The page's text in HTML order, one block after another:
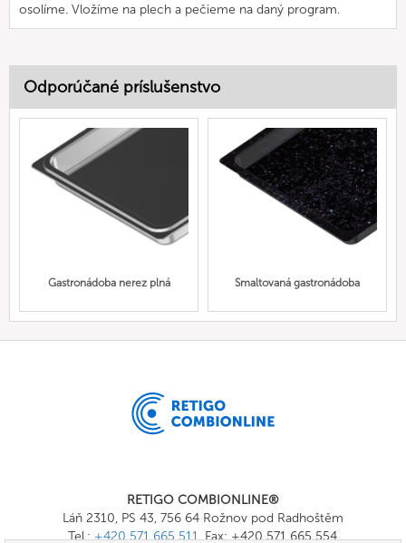
osolíme. Vložíme na plech a pečieme na daný program.
Odporúčané príslušenstvo
Gastronádoba nerez plná Smaltovaná gastronádoba
RETIGO COMBIONLINE®
Láň 2310, PS 43, 756 64 Rožnov pod Radhoštěm
Tel.:+420 571 665 511, Fax: +420 571 665 554